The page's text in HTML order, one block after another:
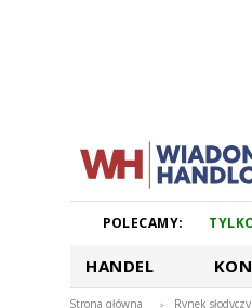
POLECAMY:
HANDEL
Strona główna > Rynek